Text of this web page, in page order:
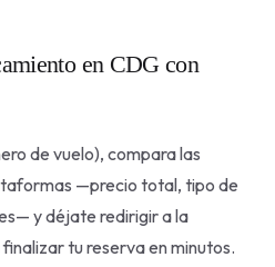
en CDG con
de vuelo), compara las
—precio total, tipo de
y déjate redirigir a la
tu reserva en minutos.